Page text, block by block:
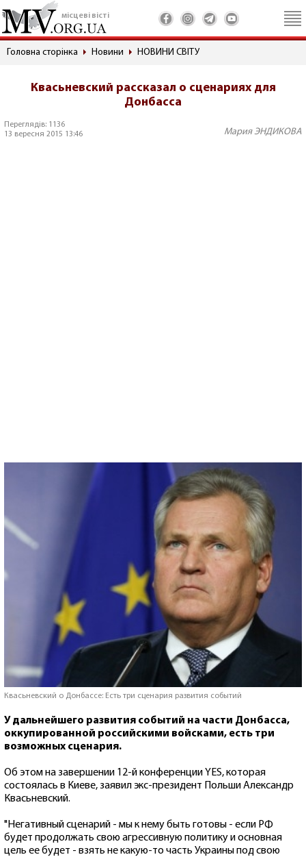
місцеві вісті
Головна сторінка Новини НОВИНИ СВІТУ
Квасьневский рассказал о сценариях для
Донбасса
Переглядів: 1136
13 вересня 2015 13:46
Мария ЭНДИКОВА
Квасьневский о Донбассе: Есть три сценария развития событий
У дальнейшего развития событий на части Донбасса,
оккупированной российскими войсками, есть три
возможных сценария.
Об этом на завершении 12-й конференции YES, которая
состоялась в Киеве, заявил экс-президент Польши Александр
Квасьневский.
"Негативный сценарий - мы к нему быть готовы - если РФ
будет продолжать свою агрессивную политику и основная
цель ее будет - взять не какую-то часть Украины под свою